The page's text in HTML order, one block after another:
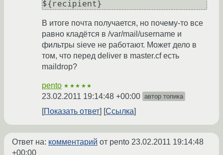
В итоге почта получается, но почему-то все
равно кладётся в /var/mail/username и
фильтры sieve не работают. Может дело в
том, что перед deliver в master.cf есть
maildrop?
pento ★★★★★
23.02.2011 19:14:48 +00:00 автор топика
Показать ответ Ссылка
Ответ на: комментарий от pento 23.02.2011 19:14:48
+00:00